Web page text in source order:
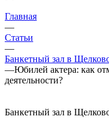
Главная
—
Статьи
—
Банкетный зал в
—Юбилей актера: как
деятельности?
Банкетный зал в